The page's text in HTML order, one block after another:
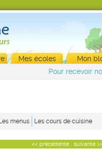
Mes écoles
Mon
Pour recevoir
Les menus Les cours de cuisine
suivante >>
<< précédente